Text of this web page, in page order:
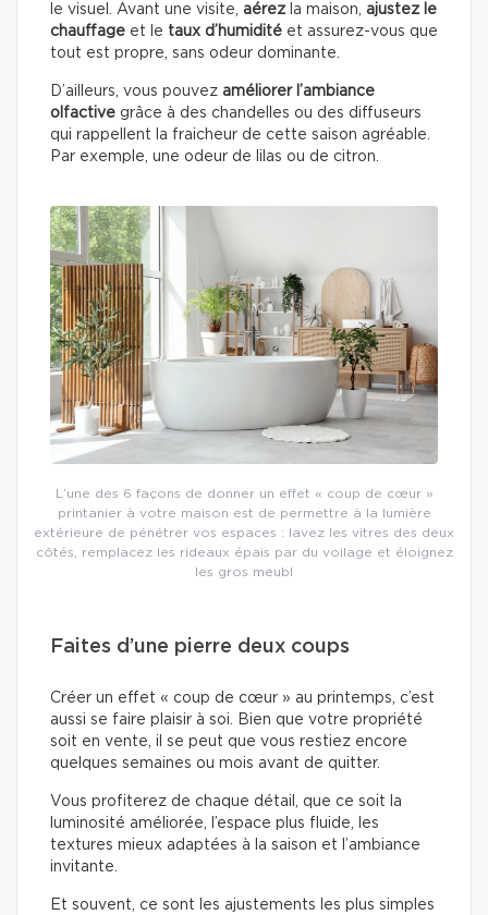
le visuel. Avant une visite, aérez la maison, ajustez le
chauffage et le taux d’humidité et assurez-vous que
tout est propre, sans odeur dominante.
D’ailleurs, vous pouvez améliorer l’ambiance
olfactive grâce à des chandelles ou des diffuseurs
qui rappellent la fraicheur de cette saison agréable.
Par exemple, une odeur de lilas ou de citron.
L’une des 6 façons de donner un effet « coup de cœur »
printanier à votre maison est de permettre à la lumière
extérieure de pénétrer vos espaces : lavez les vitres des deux
côtés, remplacez les rideaux épais par du voilage et éloignez
les gros meubl
Faites d’une pierre deux coups
Créer un effet « coup de cœur » au printemps, c’est
aussi se faire plaisir à soi. Bien que votre propriété
soit en vente, il se peut que vous restiez encore
quelques semaines ou mois avant de quitter.
Vous profiterez de chaque détail, que ce soit la
luminosité améliorée, l’espace plus fluide, les
textures mieux adaptées à la saison et l’ambiance
invitante.
Et souvent, ce sont les ajustements les plus simples